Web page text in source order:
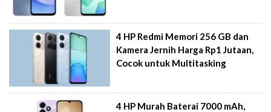
4 HP Redmi Memori 256 GB dan
Kamera Jernih Harga Rp1 Jutaan,
Cocok untuk Multitasking
4 HP Murah Baterai 7000 mAh,